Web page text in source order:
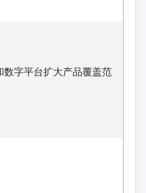
字平台扩大产品覆盖范